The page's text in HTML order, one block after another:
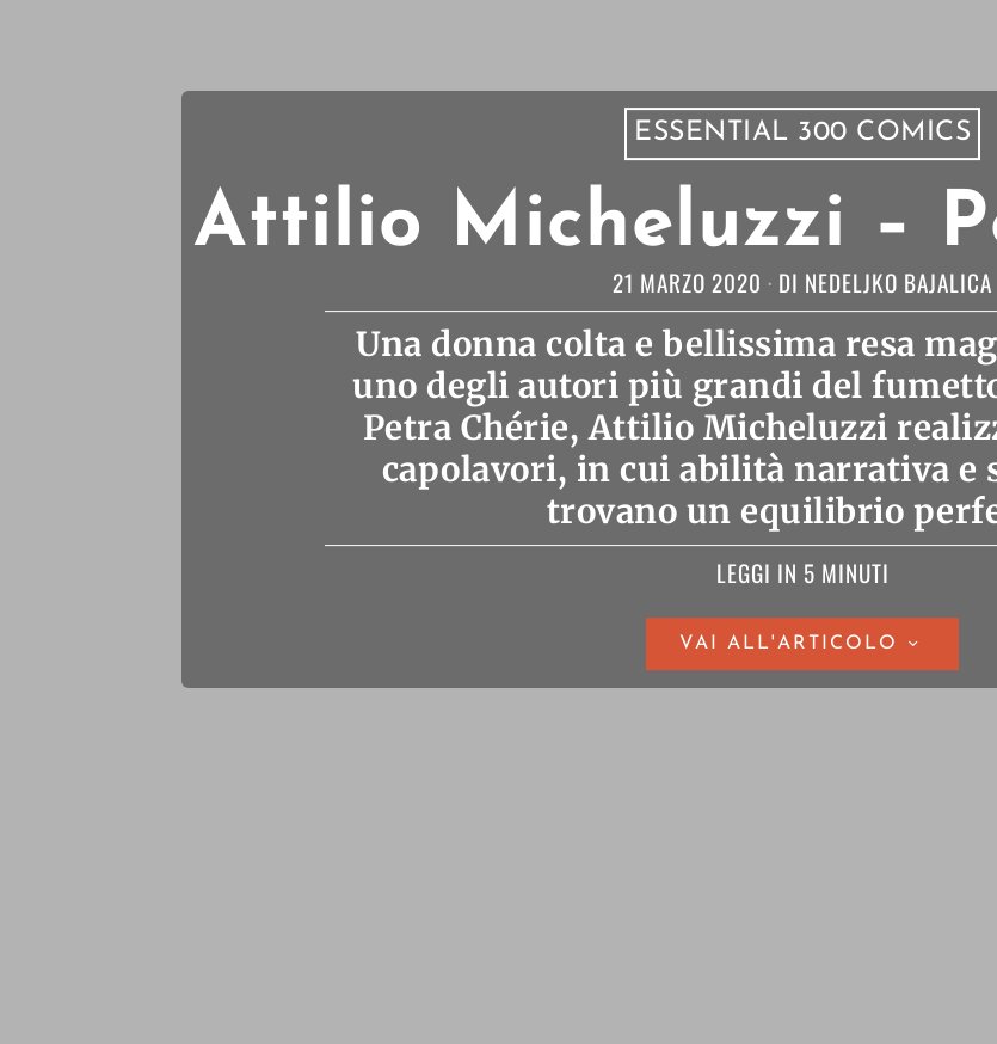
ESSENTIAL 300 COMICS
Attilio Micheluzzi –
21 MARZO 2020 DI NEDELJKO BAJALICA
Una donna colta e bellissima resa
uno degli autori più grandi del
Petra Chérie, Attilio Micheluzzi
capolavori, in cui abilità narrativa e
trovano un equilibrio
LEGGI IN 5 MINUTI
VAI ALL'ARTICOLO